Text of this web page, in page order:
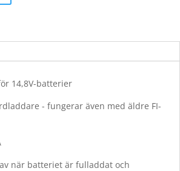
14,8V-batterier
- fungerar även med äldre FI-
när batteriet är fulladdat och